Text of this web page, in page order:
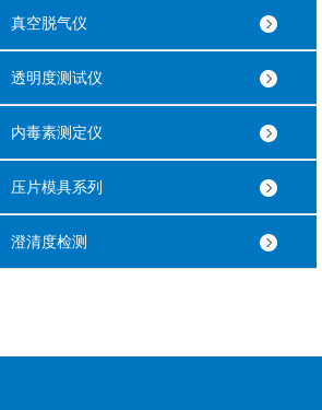
真空脱气仪
透明度测试仪
内毒素测定仪
压片模具系列
澄清度检测